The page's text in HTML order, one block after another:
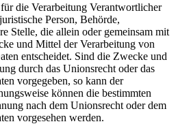
die Verarbeitung Verantwortlicher
Person, Behörde,
Stelle, die allein oder gemeinsam mit
und Mittel der Verarbeitung von
entscheidet. Sind die Zwecke und
durch das Unionsrecht oder das
vorgegeben, so kann der
können die bestimmten
nach dem Unionsrecht oder dem
vorgesehen werden.